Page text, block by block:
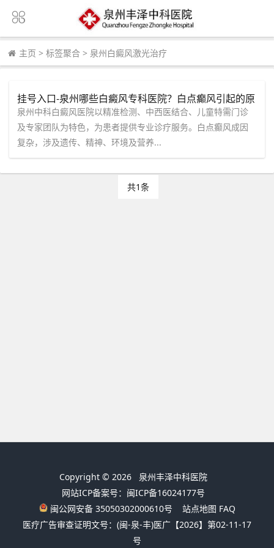
主页 > 标签聚合 > 泉州白癜风激光治疗
挂号入口-泉州哪些白癜风专科医院？白点癫风引起的原
因是什么？
泉州中科白癜风医院以精准检测、中西医结合、儿童特需门诊
及专家团队为特色，为患者提供专业诊疗服务。白点癫风成因
复杂，涉及遗传、精神、环境及营养...
共1条
Copyright © 2026 泉州丰泽中科医院
网站ICP备案号：闽ICP备16024177号
闽公网安备 35050302000610号
站点地图 FAQ
医疗广告审查证明文号：(闽-泉-丰)医广【2026】第02-11-17
号